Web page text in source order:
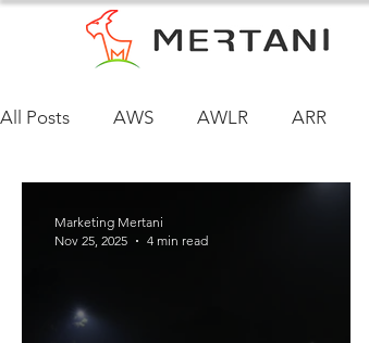
All Posts AWS AWLR ARR
Marketing Mertani
Nov 25, 2025
4 min read